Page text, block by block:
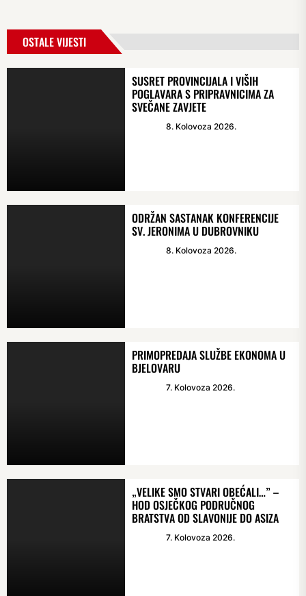
OSTALE VIJESTI
SUSRET PROVINCIJALA I VIŠIH
POGLAVARA S PRIPRAVNICIMA ZA
SVEČANE ZAVJETE
8. Kolovoza 2026.
ODRŽAN SASTANAK KONFERENCIJE
SV. JERONIMA U DUBROVNIKU
8. Kolovoza 2026.
PRIMOPREDAJA SLUŽBE EKONOMA U
BJELOVARU
7. Kolovoza 2026.
„VELIKE SMO STVARI OBEĆALI…” –
HOD OSJEČKOG PODRUČNOG
BRATSTVA OD SLAVONIJE DO ASIZA
7. Kolovoza 2026.